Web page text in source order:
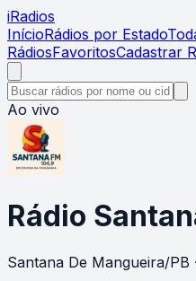
iRadios
InícioRádios por Estado
RádiosFavoritosCadastrar
Ao vivo
Rádio
Santana De Mangueira/PB